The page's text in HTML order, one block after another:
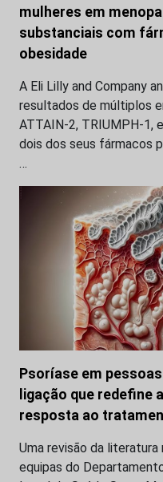
mulheres em
substanciais com
obesidade
A Eli Lilly and Company
resultados de múltiplos
ATTAIN-2, TRIUMPH-1,
dois dos seus fármacos
…
Psoríase em
ligação que redefine
resposta ao
Uma revisão da
equipas do